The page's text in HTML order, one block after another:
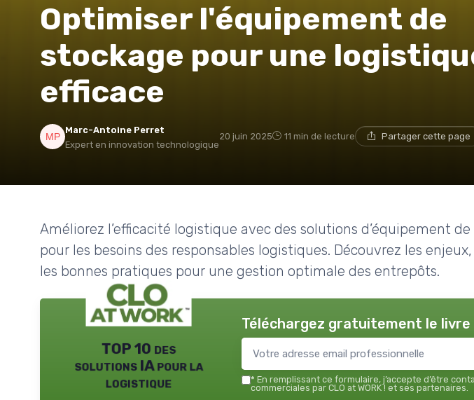
Optimiser l'équipement de
stockage pour une
efficace
Marc-Antoine Perret
Expert en innovation technologique
20 juin 2025 11 min de lecture Partager cette page
Améliorez l’efficacité logistique avec des solutions d’équipement
pour les besoins des responsables logistiques. Découvrez les
les bonnes pratiques pour une gestion optimale des entrepôts.
TOP 10 des
solutions IA pour la
logistique
Téléchargez gratuitement le livre
* En remplissant ce formulaire, j’accepte d’être
commerciales par CLO at WORK ! et ses partenaires.